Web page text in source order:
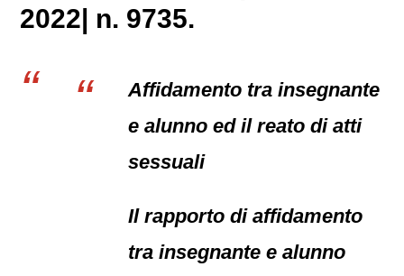
2022| n. 9735.
Affidamento tra insegnante
e alunno ed il reato di atti
sessuali
Il rapporto di affidamento
tra insegnante e alunno